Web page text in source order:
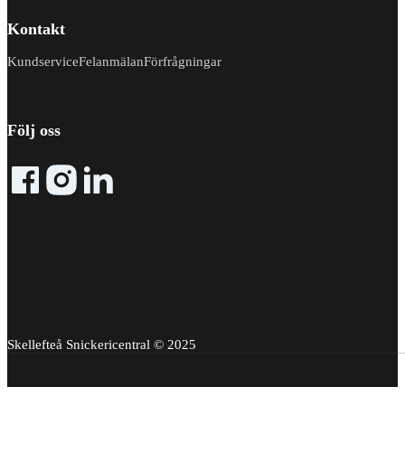
Kontakt
KundserviceFelanmälanFörfrågningar
Följ oss
Follow me on Facebook
Follow me on XFollow me on LinkedIn
Skellefteå Snickericentral © 2025